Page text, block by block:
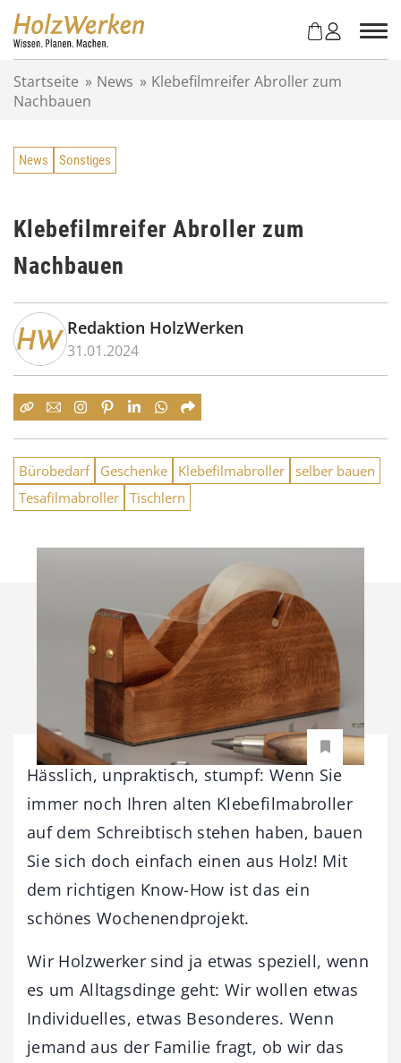
Startseite » News » Klebefilmreifer Abroller zum
Nachbauen
News Sonstiges
Klebefilmreifer Abroller zum
Nachbauen
Redaktion HolzWerken
31.01.2024
Bürobedarf Geschenke Klebefilmabroller selber bauen
Tesafilmabroller Tischlern
Hässlich, unpraktisch, stumpf: Wenn Sie
immer noch Ihren alten Klebefilmabroller
auf dem Schreibtisch stehen haben, bauen
Sie sich doch einfach einen aus Holz! Mit
dem richtigen Know-How ist das ein
schönes Wochenendprojekt.
Wir Holzwerker sind ja etwas speziell, wenn
es um Alltagsdinge geht: Wir wollen etwas
Individuelles, etwas Besonderes. Wenn
jemand aus der Familie fragt, ob wir das